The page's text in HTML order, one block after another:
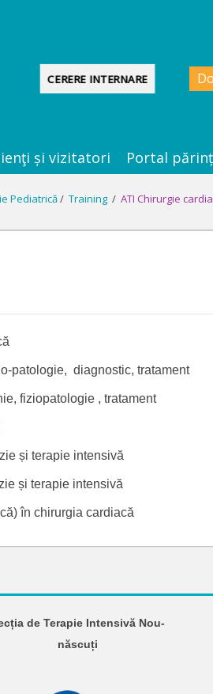
CERERE INTERNARE
și vizitatori Portal
Pediatrică/ Training / ATI Chirurgie
patologie, diagnostic, tratament
fiziopatologie , tratament
și terapie intensivă
și terapie intensivă
în chirurgia cardiacă
de Terapie Intensivă Nou-
născuți